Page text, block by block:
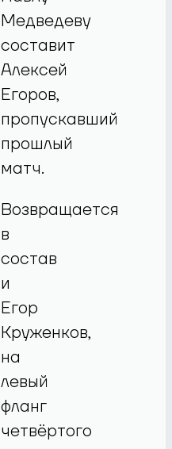
Медведеву
составит
Алексей
Егоров,
пропускавший
прошлый
матч.
Возвращается
в
состав
и
Егор
Круженков,
на
левый
фланг
четвёртого